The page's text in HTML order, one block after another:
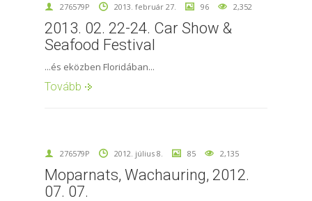
276579P 2013. február 27. 96 2,352
2013. 02. 22-24. Car Show &
Seafood Festival
...és eközben Floridában...
Tovább
276579P 2012. július 8. 85 2,135
Moparnats, Wachauring, 2012.
07. 07.